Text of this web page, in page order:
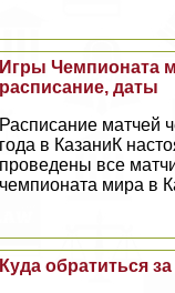
Игры Чемпионата
расписание, даты
Расписание матчей
года в КазаниК
проведены все
чемпионата мира в
Куда обратиться